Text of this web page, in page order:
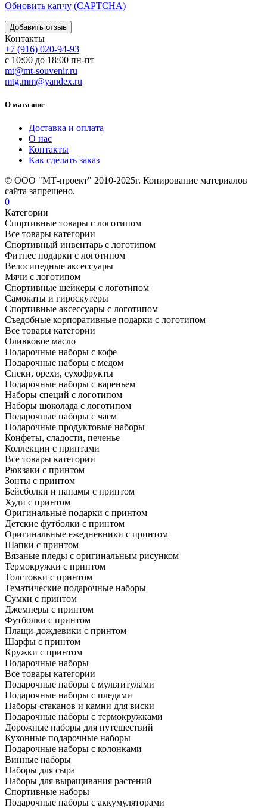
Обновить капчу (CAPTCHA)
Контакты
+7 (916) 020-94-93
с 10:00 до 18:00 пн-пт
mt@mt-souvenir.ru
mtg.mm@yandex.ru
О магазине
Доставка и оплата
О нас
Контакты
Как сделать заказ
© ООО "МТ-проект" 2010-2025г. Копирование материалов
сайта запрещено.
0
Категории
Спортивные товары с логотипом
Все товары категории
Спортивный инвентарь с логотипом
Фитнес подарки с логотипом
Велосипедные аксессуары
Мячи с логотипом
Спортивные шейкеры с логотипом
Самокаты и гироскутеры
Спортивные аксессуары с логотипом
Съедобные корпоративные подарки с логотипом
Все товары категории
Оливковое масло
Подарочные наборы с кофе
Подарочные наборы с медом
Снеки, орехи, сухофрукты
Подарочные наборы с вареньем
Наборы специй с логотипом
Наборы шоколада с логотипом
Подарочные наборы с чаем
Подарочные продуктовые наборы
Конфеты, сладости, печенье
Коллекции с принтами
Все товары категории
Рюкзаки с принтом
Зонты с принтом
Бейсболки и панамы с принтом
Худи с принтом
Оригинальные подарки с принтом
Детские футболки с принтом
Оригинальные ежедневники с принтом
Шапки с принтом
Вязаные пледы с оригинальным рисунком
Термокружки с принтом
Толстовки с принтом
Тематические подарочные наборы
Сумки с принтом
Джемперы с принтом
Футболки с принтом
Плащи-дождевики с принтом
Шарфы с принтом
Кружки с принтом
Подарочные наборы
Все товары категории
Подарочные наборы с мультитулами
Подарочные наборы с пледами
Наборы стаканов и камни для виски
Подарочные наборы с термокружками
Дорожные наборы для путешествий
Кухонные подарочные наборы
Подарочные наборы с колонками
Винные наборы
Наборы для сыра
Наборы для выращивания растений
Спортивные наборы
Подарочные наборы с аккумуляторами